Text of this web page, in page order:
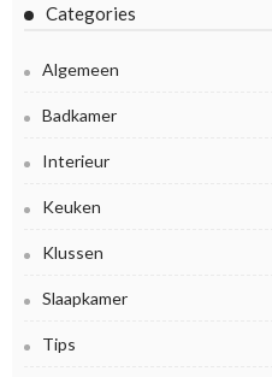
Categories
Algemeen
Badkamer
Interieur
Keuken
Klussen
Slaapkamer
Tips